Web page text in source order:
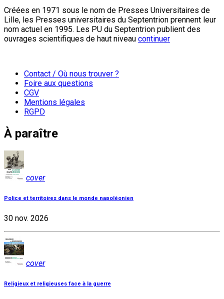
Créées en 1971 sous le nom de Presses Universitaires de
Lille, les Presses universitaires du Septentrion prennent leur
nom actuel en 1995. Les PU du Septentrion publient des
ouvrages scientifiques de haut niveau continuer
Contact / Où nous trouver ?
Foire aux questions
CGV
Mentions légales
RGPD
À paraître
cover
Police et territoires dans le monde napoléonien
30 nov. 2026
cover
Religieux et religieuses face à la guerre